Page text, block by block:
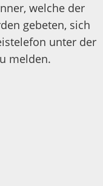
welche der
gebeten, sich
unter der
melden.